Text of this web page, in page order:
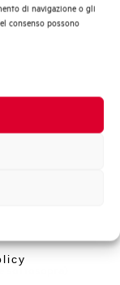
di navigazione o gli
consenso possono
SI
sottosopra)
di